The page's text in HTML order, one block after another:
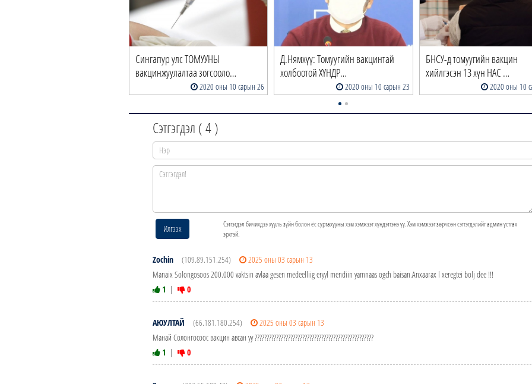
Сингапур улс ТОМУУНЫ
вакцинжуулалтаа зогсооло…
2020 оны 10 сарын 26
Д.Нямхүү: Томуугийн вакцинтай
холбоотой ХҮНДР…
2020 оны 10 сарын 23
БНСУ-д томуугийн вакцин
хийлгэсэн 13 хүн НАС …
2020 оны 10
Сэтгэгдэл (4)
Илгээх
Сэтгэгдэл бичихдээ хууль зүйн болон ёс суртахууны хэм хэмжээг хүндэтгэнэ үү. Хэм хэмжээг зөрчсөн сэтгэгдэлийг админ устгах
эрхтэй.
Zochin (109.89.151.254)
2025 оны 03 сарын 13
Manaix Solongosoos 200.000 vaktsin avlaa gesen medeelliig eryyl mendiin yamnaas ogch baisan.Anxaarax l xeregtei bolj dee !!!
1 | 0
АЮУЛТАЙ (66.181.180.254)
2025 оны 03 сарын 13
Манай Солонгосоос вакцин авсан уу ??????????????????????????????????????????????????
1 | 0